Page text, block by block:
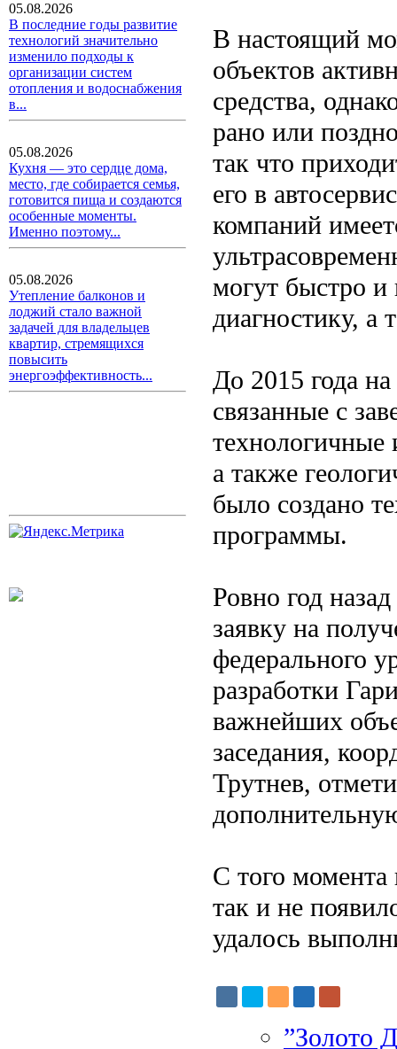
05.08.2026
В последние годы развитие
технологий значительно
изменило подходы к
организации систем
отопления и водоснабжения
в...
05.08.2026
Кухня — это сердце дома,
место, где собирается семья,
готовится пища и создаются
особенные моменты.
Именно поэтому...
05.08.2026
Утепление балконов и
лоджий стало важной
задачей для владельцев
квартир, стремящихся
повысить
энергоэффективность...
В настоящий
объектов
средства,
рано или
так что
его в
компаний
могут быстро
диагностику, а
До 2015 года
связанные с
технологичные
а также
было создано
программы.
Ровно год
заявку на
федерального
разработки
важнейших
заседания,
Трутнев,
С того момента
так и не
удалось
”Золото